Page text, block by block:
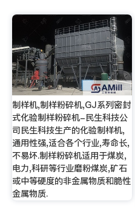
制样机,制样粉碎机,GJ系列密封
式化验制样粉碎机-民生科技公
司民生科技生产的化验制样机,
通用性强,适合各个行业,寿命长,
不易坏.制样粉碎机适用于煤炭,
电力,科研等行业磨粉煤炭,矿石
或中等硬度的非金属物质和脆性
金属物质.